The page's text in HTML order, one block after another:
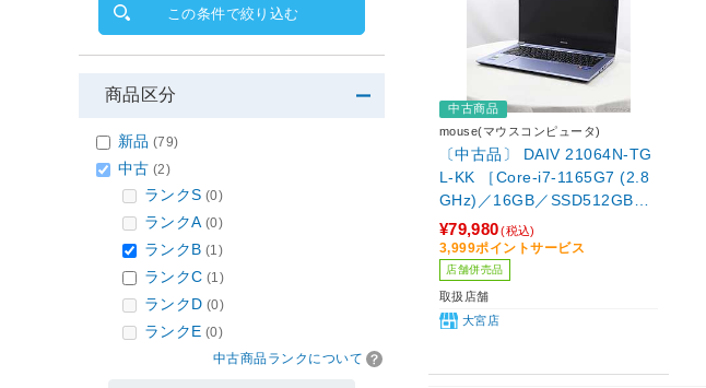
中古商品
mouse(マウスコンピュータ)
〔中古品〕 DAIV 21064N-TG
L-KK ［Core-i7-1165G7 (2.8
GHz)／16GB／SSD512GB／
GeForce GTX 1650Ti(4GB)／
14インチワイド／Windows11
Home］
¥79,980(税込)
3,999ポイントサービス
店舗併売品
取扱店舗
大宮店
この条件で絞り込む
商品区分
新品 (79)
中古 (2)
ランクS (0)
ランクA (0)
ランクB (1)
ランクC (1)
ランクD (0)
ランクE (0)
中古商品ランクについて